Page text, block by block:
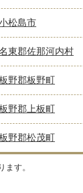
松島市
東郡佐那河内村
野郡板野町
野郡上板町
野郡松茂町
す。